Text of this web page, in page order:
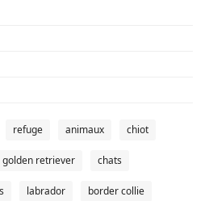
refuge animaux chiot
golden retriever chats
labrador border collie